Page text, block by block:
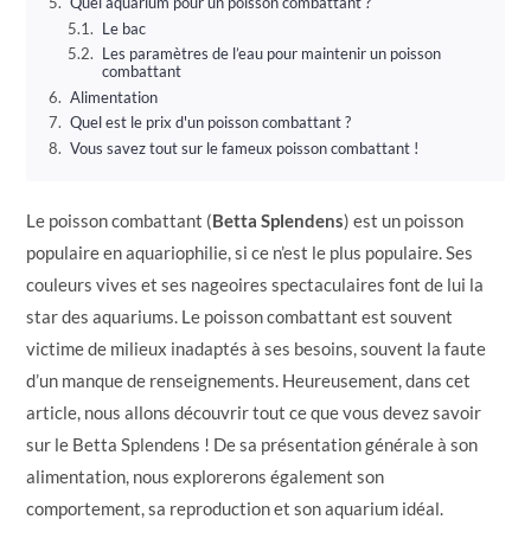
Le bac
Les paramètres de l’eau pour maintenir un poisson
combattant
Alimentation
Quel est le prix d'un poisson combattant ?
Vous savez tout sur le fameux poisson combattant !
Le poisson combattant (Betta Splendens) est un poisson
populaire en aquariophilie, si ce n’est le plus populaire. Ses
couleurs vives et ses nageoires spectaculaires font de lui la
star des aquariums. Le poisson combattant est souvent
victime de milieux inadaptés à ses besoins, souvent la faute
d’un manque de renseignements. Heureusement, dans cet
article, nous allons découvrir tout ce que vous devez savoir
sur le Betta Splendens ! De sa présentation générale à son
alimentation, nous explorerons également son
comportement, sa reproduction et son aquarium idéal.